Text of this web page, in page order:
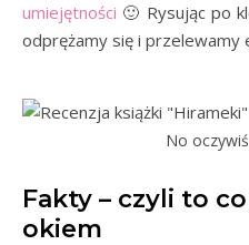
umiejętności 🙂 Rysując po
odprężamy się i przelewamy
No
Fakty – czyli to
okiem